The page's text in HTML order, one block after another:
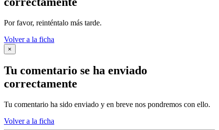
Por favor, reinténtalo más tarde.
Volver a la ficha
×
Tu comentario se ha enviado
correctamente
Tu comentario ha sido enviado y en breve nos pondremos con ello.
Volver a la ficha